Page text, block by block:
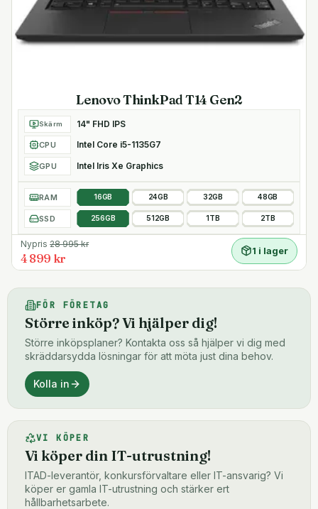
Lenovo ThinkPad T14 Gen2
Skärm 14" FHD IPS
CPU Intel Core i5-1135G7
GPU Intel Iris Xe Graphics
RAM 16GB 24GB 32GB 48GB
SSD 256GB 512GB 1TB 2TB
Nypris 28 995kr
4 899 kr
1 i lager
FÖR FÖRETAG
Större inköp? Vi hjälper dig!
Större inköpsplaner? Kontakta oss så hjälper vi dig med
skräddarsydda lösningar för att möta just dina behov.
Kolla in
VI KÖPER
Vi köper din IT-utrustning!
ITAD-leverantör, konkursförvaltare eller IT-ansvarig? Vi
köper er gamla IT-utrustning och stärker ert
hållbarhetsarbete.